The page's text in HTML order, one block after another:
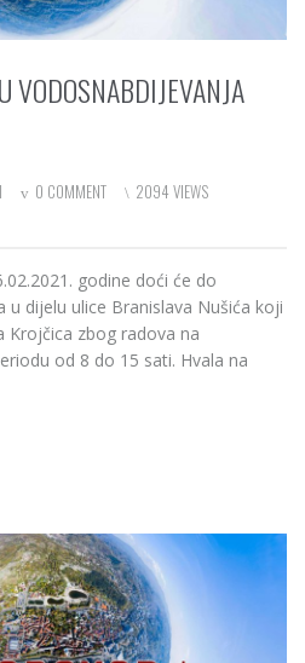
VODOSNABDIJEVANJA
0 COMMENT
2094 VIEWS
godine doći će do
dijelu ulice Branislava Nušića koji
Krojčica zbog radova na
od 8 do 15 sati. Hvala na